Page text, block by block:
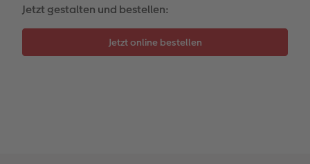
CEWE FOTOBUCH per PDF
Zubehör
Zubehör
Jetzt gestalten und bestellen: